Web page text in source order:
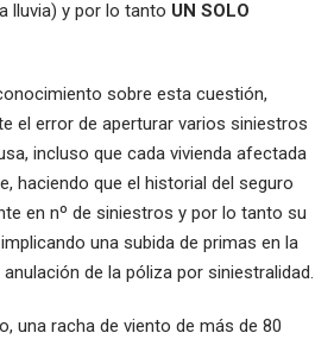
lluvia) y por lo tanto UN SOLO
sobre esta cuestión,
el error de aperturar varios siniestros
incluso que cada vivienda afectada
haciendo que el historial del seguro
en nº de siniestros y por lo tanto su
una subida de primas en la
de la póliza por siniestralidad.
una racha de viento de más de 80